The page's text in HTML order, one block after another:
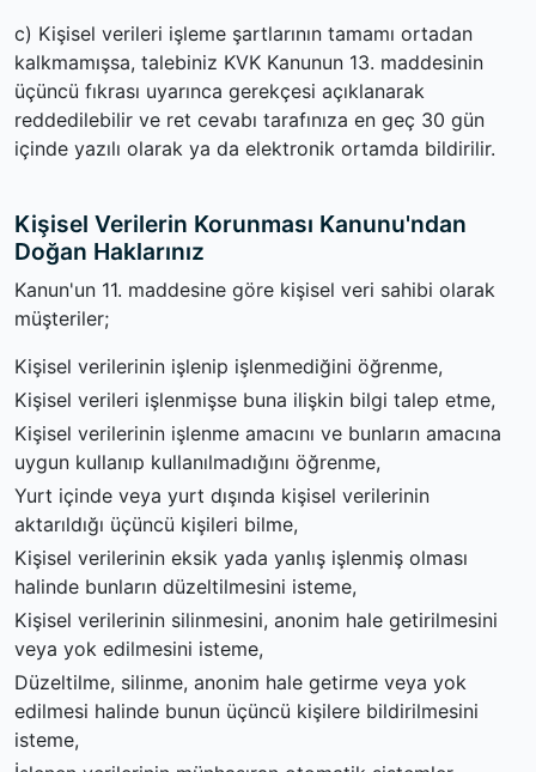
c) Kişisel verileri işleme şartlarının tamamı ortadan
kalkmamışsa, talebiniz KVK Kanunun 13. maddesinin
üçüncü fıkrası uyarınca gerekçesi açıklanarak
reddedilebilir ve ret cevabı tarafınıza en geç 30 gün
içinde yazılı olarak ya da elektronik ortamda bildirilir.
Kişisel Verilerin Korunması Kanunu'ndan
Doğan Haklarınız
Kanun'un 11. maddesine göre kişisel veri sahibi olarak
müşteriler;
Kişisel verilerinin işlenip işlenmediğini öğrenme,
Kişisel verileri işlenmişse buna ilişkin bilgi talep etme,
Kişisel verilerinin işlenme amacını ve bunların amacına
uygun kullanıp kullanılmadığını öğrenme,
Yurt içinde veya yurt dışında kişisel verilerinin
aktarıldığı üçüncü kişileri bilme,
Kişisel verilerinin eksik yada yanlış işlenmiş olması
halinde bunların düzeltilmesini isteme,
Kişisel verilerinin silinmesini, anonim hale getirilmesini
veya yok edilmesini isteme,
Düzeltilme, silinme, anonim hale getirme veya yok
edilmesi halinde bunun üçüncü kişilere bildirilmesini
isteme,